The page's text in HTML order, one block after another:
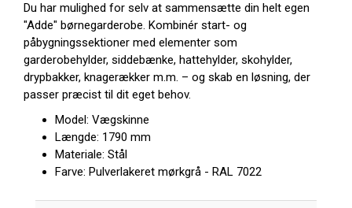
Du har mulighed for selv at sammensætte din helt egen
"Adde" børnegarderobe. Kombinér start- og
påbygningssektioner med elementer som
garderobehylder, siddebænke, hattehylder, skohylder,
drypbakker, knagerækker m.m. – og skab en løsning, der
passer præcist til dit eget behov.
Model: Vægskinne
Længde: 1790 mm
Materiale: Stål
Farve: Pulverlakeret mørkgrå - RAL 7022